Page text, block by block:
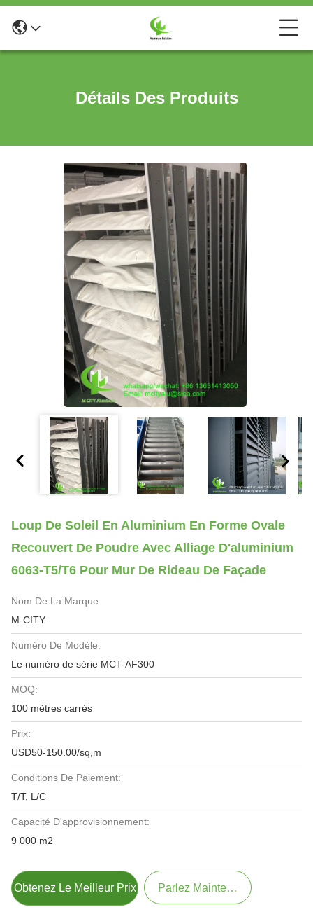
Détails Des Produits
Loup De Soleil En Aluminium En Forme Ovale
Recouvert De Poudre Avec Alliage D'aluminium
6063-T5/T6 Pour Mur De Rideau De Façade
Nom De La Marque:
M-CITY
Numéro De Modèle:
Le numéro de série MCT-AF300
MOQ:
100 mètres carrés
Prix:
USD50-150.00/sq,m
Conditions De Paiement:
T/T, L/C
Capacité D'approvisionnement:
9 000 m2
Obtenez Le Meilleur Prix Parlez Maintenant.